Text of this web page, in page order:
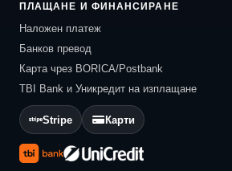
ПЛАЩАНЕ И ФИНАНСИРАНЕ
Наложен платеж
Банков превод
Карта чрез BORICA/Postbank
TBI Bank и Уникредит на изплащане
Stripe Карти